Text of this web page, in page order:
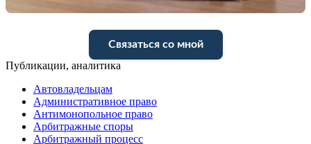
Связаться со мной
Публикации, аналитика
Автовладельцам
Административное право
Антимонопольное право
Арбитражные споры
Арбитражный процесс